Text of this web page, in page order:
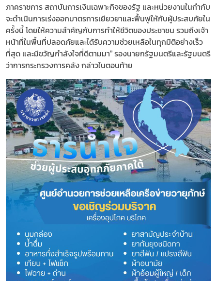
ภาคราชการ สถาบันการเงินเฉพาะกิจของรัฐ และหน่วยงานในกำกับ
จะดำเนินการเร่งออกมาตรการเยียวยาและฟื้นฟูให้กับผู้ประสบภัยใน
ครั้งนี้ โดยให้ความสำคัญกับการทำให้ชีวิตของประชาชน รวมถึงเจ้า
หน้าที่ในพื้นที่ปลอดภัยและได้รับความช่วยเหลือในทุกมิติอย่างเร็ว
ที่สุด และมีขวัญกำลังใจที่ดีตามมา” รองนายกรัฐมนตรีและรัฐมนตรี
ว่าการกระทรวงการคลัง กล่าวในตอนท้าย